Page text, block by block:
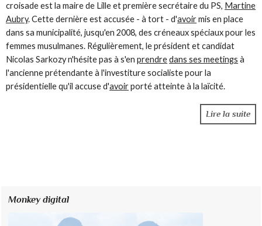
croisade est la maire de Lille et première secrétaire du PS, Martine
Aubry. Cette dernière est accusée - à tort - d'avoirmis en place
dans sa municipalité, jusqu'en 2008, des créneaux spéciaux pour les
femmes musulmanes. Régulièrement, le président et candidat
Nicolas Sarkozyn'hésite pas à s'enprendredans ses meetings à
l'ancienne prétendante à l'investiture socialiste pour la
présidentielle qu'il accuse d'avoirporté atteinte à la laïcité.
Lire la suite
Monkey digital